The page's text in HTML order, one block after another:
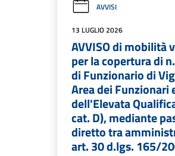
AVVISI
13 LUGLIO 2026
AVVISO di mobilità
per la copertura di
di Funzionario di
Area dei Funzionari
dell'Elevata
cat. D), mediante
diretto tra
art. 30 d.lgs. 165/